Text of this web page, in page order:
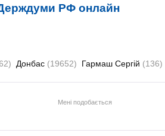
РФ онлайн
Донбас (19652) Гармаш Сергій (136)
Мені подобається